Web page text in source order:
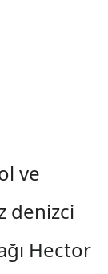
ve
denizci
Hector